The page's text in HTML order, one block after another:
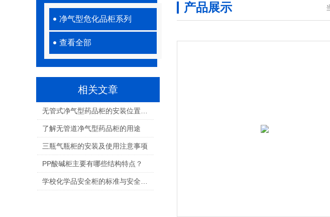
净气型危化品柜系列
查看全部
相关文章
了解无管道净气型药品柜的用途
三瓶气瓶柜的安装及使用注意事项
PP酸碱柜主要有哪些结构特点？
产品展示